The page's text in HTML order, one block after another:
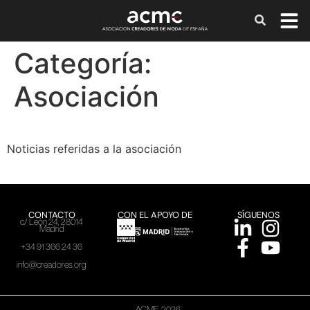
Categoría:
Asociación
Noticias referidas a la asociación
CONTACTO
c/ León 24, 28014
Madrid
+34 91 366 24 36
info@creadores.org
CON EL APOYO DE SÍGUENOS